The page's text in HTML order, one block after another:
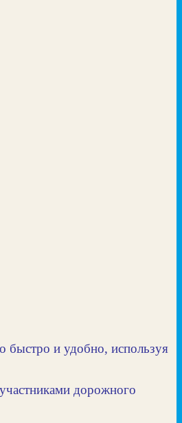
быстро и удобно, используя
дорожного